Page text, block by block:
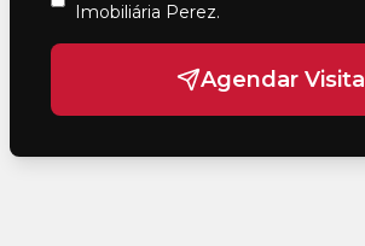
Imobiliária Perez.
Agendar Visita